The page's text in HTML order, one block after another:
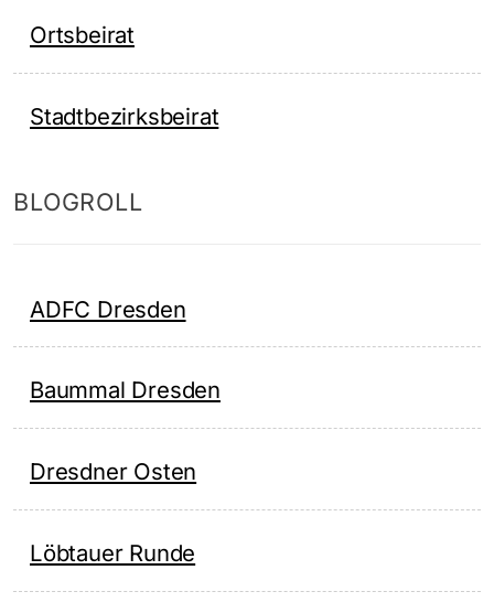
Ortsbeirat
Stadtbezirksbeirat
BLOGROLL
ADFC Dresden
Baummal Dresden
Dresdner Osten
Löbtauer Runde